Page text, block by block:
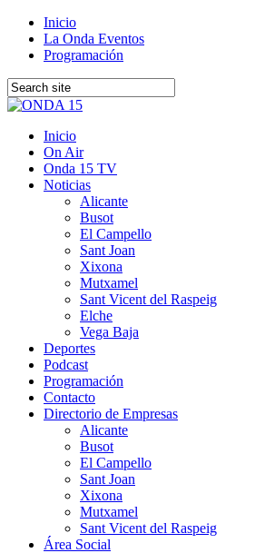
Inicio
La Onda Eventos
Programación
Inicio
On Air
Onda 15 TV
Noticias
Alicante
Busot
El Campello
Sant Joan
Xixona
Mutxamel
Sant Vicent del Raspeig
Elche
Vega Baja
Deportes
Podcast
Programación
Contacto
Directorio de Empresas
Alicante
Busot
El Campello
Sant Joan
Xixona
Mutxamel
Sant Vicent del Raspeig
Área Social